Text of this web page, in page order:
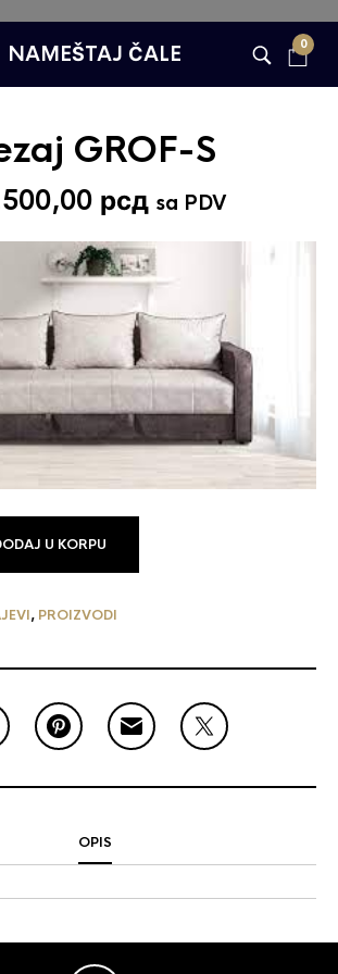
NAMEŠTAJ ČALE 0
GROF-S
рсд sa PDV
U KORPU
, PROIZVODI
OPIS